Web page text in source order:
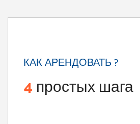
КАК АРЕНДОВАТЬ ?
4простых шага